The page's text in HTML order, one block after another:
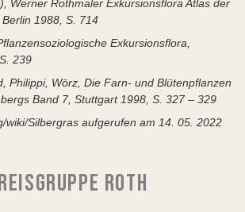
Werner Rothmaler Exkursionsflora Atlas der
1988, S. 714
Exkursionsflora,
239
Philippi, Wörz, Die Farn- und Blütenpflanzen
Band 7, Stuttgart 1998, S. 327 – 329
wiki/Silbergras aufgerufen am 14. 05. 2022
ROTH